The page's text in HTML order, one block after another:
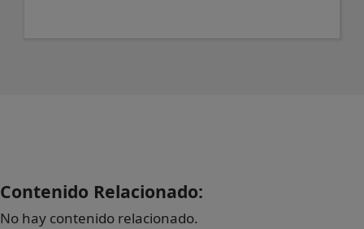
Contenido Relacionado:
No hay contenido relacionado.